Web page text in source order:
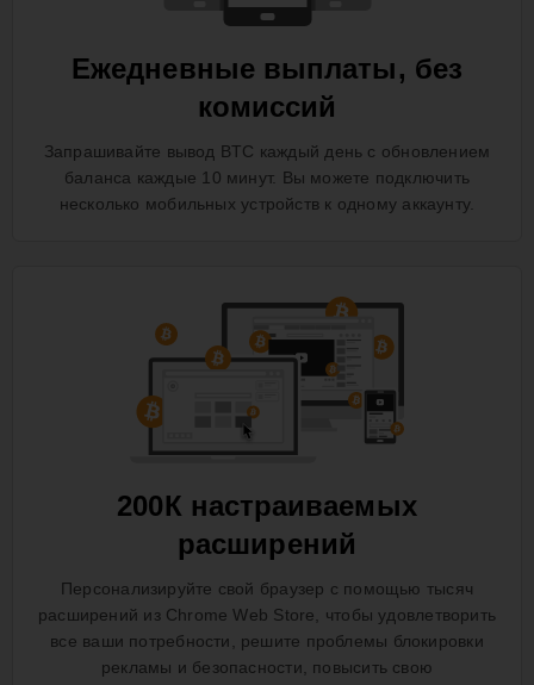
Ежедневные выплаты, без
комиссий
Запрашивайте вывод BTC каждый день с обновлением
баланса каждые 10 минут. Вы можете подключить
несколько мобильных устройств к одному аккаунту.
200К настраиваемых
расширений
Персонализируйте свой браузер с помощью тысяч
расширений из Chrome Web Store, чтобы удовлетворить
все ваши потребности, решите проблемы блокировки
рекламы и безопасности, повысить свою